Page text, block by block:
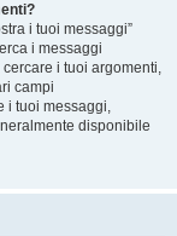
i tuoi messaggi”
i messaggi
i tuoi argomenti,
campi
i tuoi messaggi,
disponibile